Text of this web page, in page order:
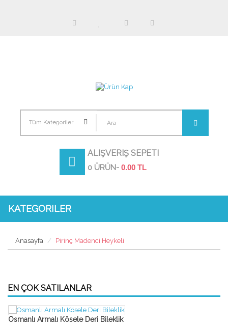
Tüm Kategoriler
ALIŞVERIŞ SEPETI
0 ÜRÜN- 0.00 TL
KATEGORILER
Anasayfa Pirinç Madenci Heykeli
EN ÇOK SATILANLAR
Osmanlı Armalı Kösele Deri Bileklik